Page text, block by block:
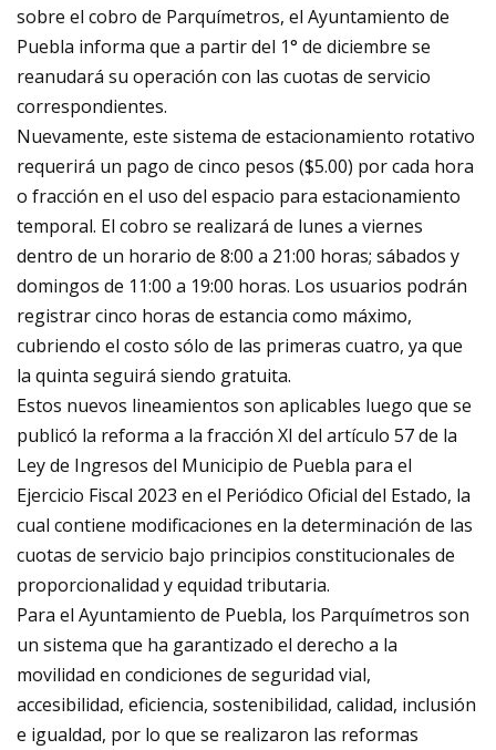
sobre el cobro de Parquímetros, el Ayuntamiento de
Puebla informa que a partir del 1° de diciembre se
reanudará su operación con las cuotas de servicio
correspondientes.
Nuevamente, este sistema de estacionamiento rotativo
requerirá un pago de cinco pesos ($5.00) por cada hora
o fracción en el uso del espacio para estacionamiento
temporal. El cobro se realizará de lunes a viernes
dentro de un horario de 8:00 a 21:00 horas; sábados y
domingos de 11:00 a 19:00 horas. Los usuarios podrán
registrar cinco horas de estancia como máximo,
cubriendo el costo sólo de las primeras cuatro, ya que
la quinta seguirá siendo gratuita.
Estos nuevos lineamientos son aplicables luego que se
publicó la reforma a la fracción XI del artículo 57 de la
Ley de Ingresos del Municipio de Puebla para el
Ejercicio Fiscal 2023 en el Periódico Oficial del Estado, la
cual contiene modificaciones en la determinación de las
cuotas de servicio bajo principios constitucionales de
proporcionalidad y equidad tributaria.
Para el Ayuntamiento de Puebla, los Parquímetros son
un sistema que ha garantizado el derecho a la
movilidad en condiciones de seguridad vial,
accesibilidad, eficiencia, sostenibilidad, calidad, inclusión
e igualdad, por lo que se realizaron las reformas